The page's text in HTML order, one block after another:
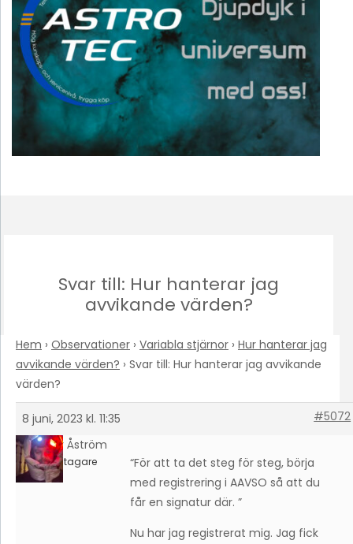
Svar till: Hur hanterar jag
avvikande värden?
Hem › Observationer › Variabla stjärnor › Hur hanterar jag
avvikande värden? › Svar till: Hur hanterar jag avvikande
värden?
8 juni, 2023 kl. 11:35
#5072
Petter Åström
Deltagare
“För att ta det steg för steg, börja
med registrering i AAVSO så att du
får en signatur där. ”
Nu har jag registrerat mig. Jag fick